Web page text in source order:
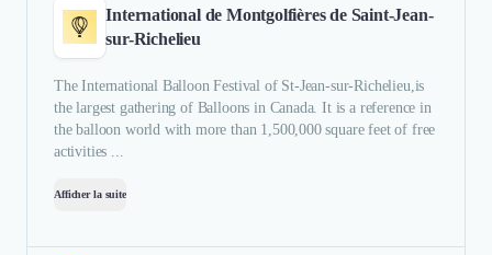
International de Montgolfières de Saint-Jean-
sur-Richelieu
The International Balloon Festival of St-Jean-sur-Richelieu,is
the largest gathering of Balloons in Canada. It is a reference in
the balloon world with more than 1,500,000 square feet of free
activities ...
Afficher la suite